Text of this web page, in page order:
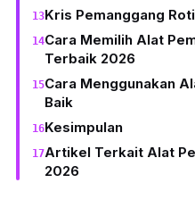
Kris Pemanggang
Cara Memilih Alat
Terbaik 2026
Cara Menggunakan
Baik
Kesimpulan
Artikel Terkait Alat
2026